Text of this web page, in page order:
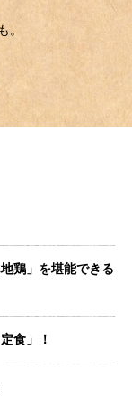
。
鶏」を堪能できる
食」！